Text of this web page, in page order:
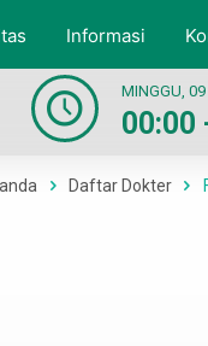
Informasi
MINGGU,
00:00
Daftar Dokter